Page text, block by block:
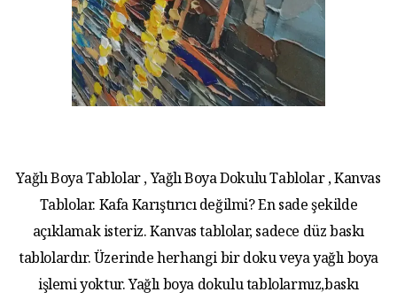
Yağlı Boya Tablolar , Yağlı Boya Dokulu Tablolar , Kanvas
Tablolar. Kafa Karıştırıcı değilmi? En sade şekilde
açıklamak isteriz. Kanvas tablolar, sadece düz baskı
tablolardır. Üzerinde herhangi bir doku veya yağlı boya
işlemi yoktur. Yağlı boya dokulu tablolarmız,baskı